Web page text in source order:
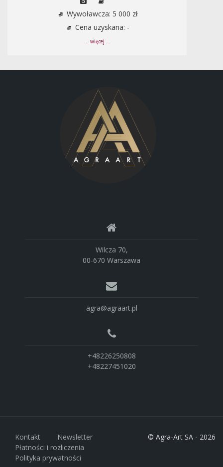
Wywoławcza: 5 000 zł
Cena uzyskana: -
... więcej ...
Wilcza 70,
00-670 Warszawa
agra@agraart.pl
+48226250808
+48227451020
Kontakt
Newsletter
Płatności i rozliczenia
Polityka prywatności
© Agra-Art SA - 2026